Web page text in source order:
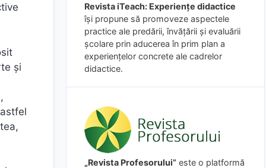
și
Revista iTeach: Experienţe didactice
îşi propune să promoveze aspectele
practice ale predării, învăţării şi evaluării
şcolare prin aducerea în prim plan a
experienţelor concrete ale cadrelor
didactice.
„Revista Profesorului” este o platformă